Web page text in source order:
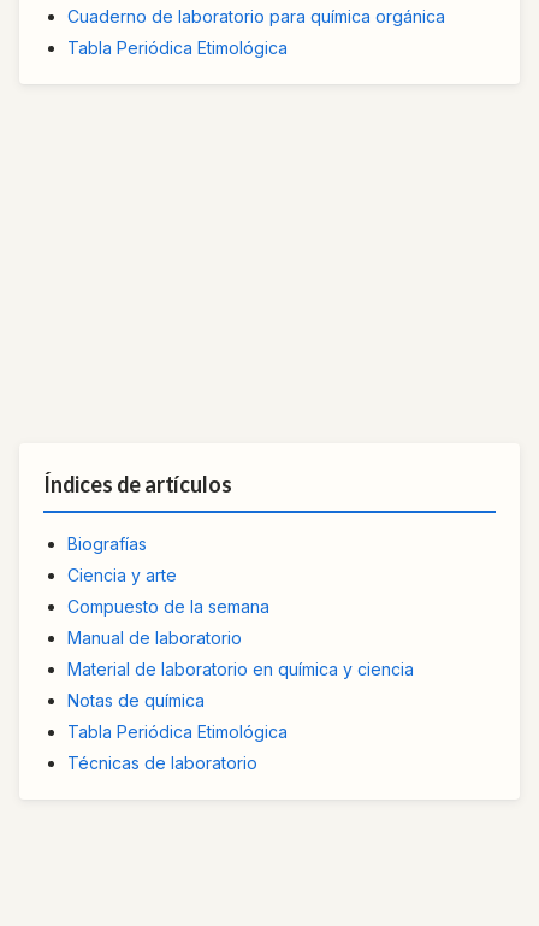
Cuaderno de laboratorio para química orgánica
Tabla Periódica Etimológica
Índices de artículos
Biografías
Ciencia y arte
Compuesto de la semana
Manual de laboratorio
Material de laboratorio en química y ciencia
Notas de química
Tabla Periódica Etimológica
Técnicas de laboratorio